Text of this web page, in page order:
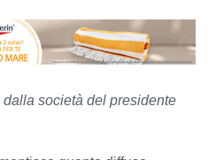
società del presidente